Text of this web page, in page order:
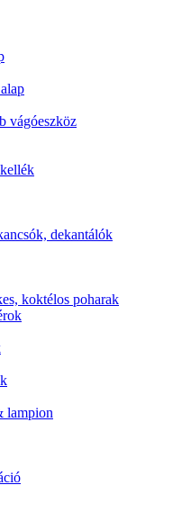
vágóeszköz
dekantálók
koktélos poharak
lampion